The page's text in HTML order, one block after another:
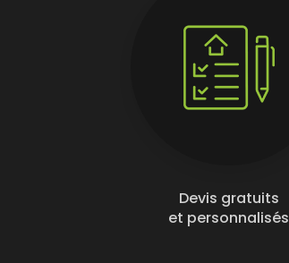
Devis gratuits
et personnalisés